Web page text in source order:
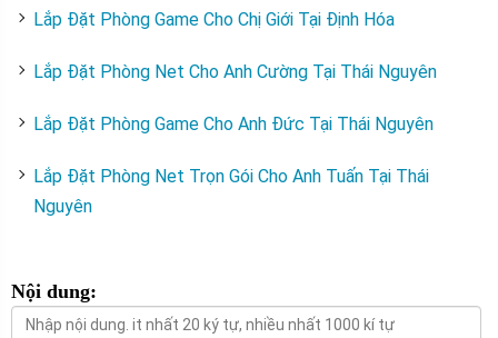
Lắp Đặt Phòng Game Cho Chị Giới Tại Định Hóa
Lắp Đặt Phòng Net Cho Anh Cường Tại Thái Nguyên
Lắp Đặt Phòng Game Cho Anh Đức Tại Thái Nguyên
Lắp Đặt Phòng Net Trọn Gói Cho Anh Tuấn Tại Thái
Nguyên
Nội dung: